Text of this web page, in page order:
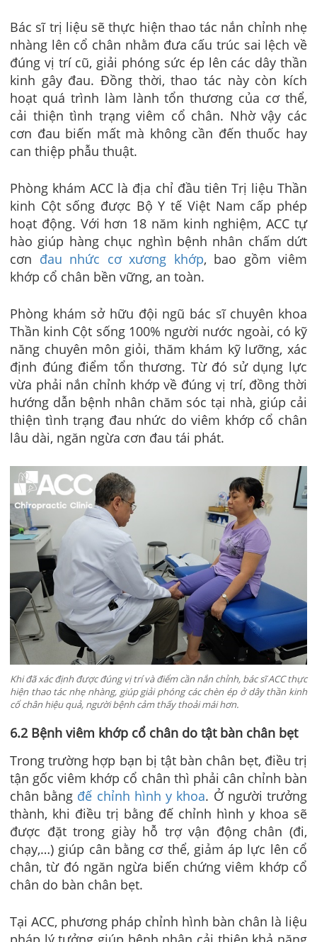
Bác sĩ trị liệu sẽ thực hiện thao tác nắn chỉnh nhẹ
nhàng lên cổ chân nhằm đưa cấu trúc sai lệch về
đúng vị trí cũ, giải phóng sức ép lên các dây thần
kinh gây đau. Đồng thời, thao tác này còn kích
hoạt quá trình làm lành tổn thương của cơ thể,
cải thiện tình trạng viêm cổ chân. Nhờ vậy các
cơn đau biến mất mà không cần đến thuốc hay
can thiệp phẫu thuật.
Phòng khám ACC là địa chỉ đầu tiên Trị liệu Thần
kinh Cột sống được Bộ Y tế Việt Nam cấp phép
hoạt động. Với hơn 18 năm kinh nghiệm, ACC tự
hào giúp hàng chục nghìn bệnh nhân chấm dứt
cơn đau nhức cơ xương khớp, bao gồm viêm
khớp cổ chân bền vững, an toàn.
Phòng khám sở hữu đội ngũ bác sĩ chuyên khoa
Thần kinh Cột sống 100% người nước ngoài, có kỹ
năng chuyên môn giỏi, thăm khám kỹ lưỡng, xác
định đúng điểm tổn thương. Từ đó sử dụng lực
vừa phải nắn chỉnh khớp về đúng vị trí, đồng thời
hướng dẫn bệnh nhân chăm sóc tại nhà, giúp cải
thiện tình trạng đau nhức do viêm khớp cổ chân
lâu dài, ngăn ngừa cơn đau tái phát.
Khi đã xác định được đúng vị trí và điểm cần nắn chỉnh, bác sĩ ACC thực
hiện thao tác nhẹ nhàng, giúp giải phóng các chèn ép ở dây thần kinh
cổ chân hiệu quả, người bệnh cảm thấy thoải mái hơn.
6.2 Bệnh viêm khớp cổ chân do tật bàn chân bẹt
Trong trường hợp bạn bị tật bàn chân bẹt, điều trị
tận gốc viêm khớp cổ chân thì phải cân chỉnh bàn
chân bằng đế chỉnh hình y khoa. Ở người trưởng
thành, khi điều trị bằng đế chỉnh hình y khoa sẽ
được đặt trong giày hỗ trợ vận động chân (đi,
chạy,…) giúp cân bằng cơ thể, giảm áp lực lên cổ
chân, từ đó ngăn ngừa biến chứng viêm khớp cổ
chân do bàn chân bẹt.
Tại ACC, phương pháp chỉnh hình bàn chân là liệu